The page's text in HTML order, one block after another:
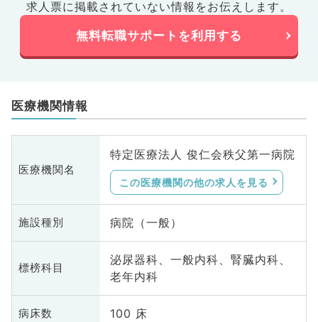
求人票に掲載されていない情報をお伝えします。
無料転職サポートを利用する
医療機関情報
医療機関名
特定医療法人 俊仁会秩父第一病院
この医療機関の他の求人を見る
施設種別 病院（一般）
標榜科目
泌尿器科、一般内科、腎臓内科、
老年内科
病床数 100 床